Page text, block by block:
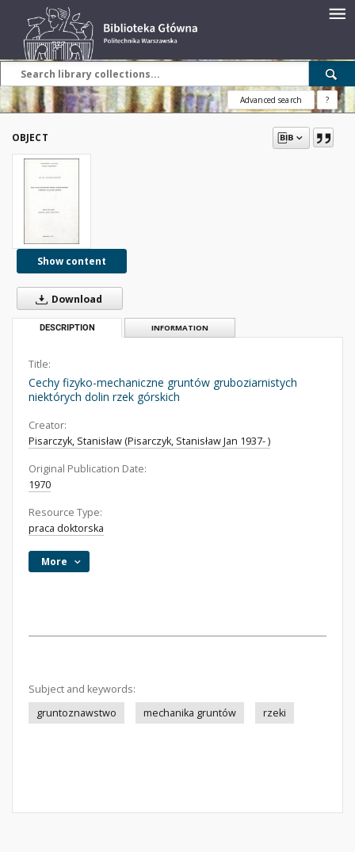
Advanced search ?
OBJECT
Show content
Download
DESCRIPTION INFORMATION
Title:
Cechy fizyko-mechaniczne gruntów gruboziarnistych
niektórych dolin rzek górskich
Creator:
Pisarczyk, Stanisław (Pisarczyk, Stanisław Jan 1937- )
Original Publication Date:
1970
Resource Type:
praca doktorska
More
Subject and keywords:
gruntoznawstwo
mechanika gruntów rzeki